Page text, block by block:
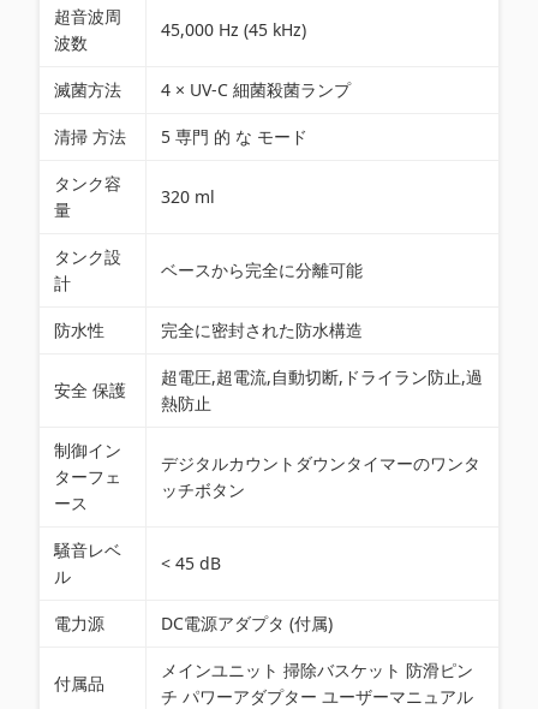
超音波周
波数
45,000 Hz (45 kHz)
滅菌方法 4 × UV-C 細菌殺菌ランプ
清掃 方法 5 専門 的 な モード
タンク容
量
320 ml
タンク設
計
ベースから完全に分離可能
防水性 完全に密封された防水構造
安全 保護
超電圧,超電流,自動切断,ドライラン防止,過
熱防止
制御イン
ターフェ
ース
デジタルカウントダウンタイマーのワンタ
ッチボタン
騒音レベ
ル
< 45 dB
電力源 DC電源アダプタ (付属)
付属品
メインユニット 掃除バスケット 防滑ピン
チ パワーアダプター ユーザーマニュアル